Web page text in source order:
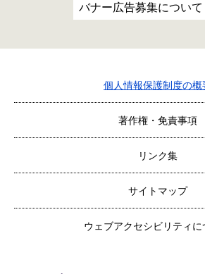
バナー広告募集について
個人情報保護制度の概
著作権・免責事項
リンク集
サイトマップ
ウェブアクセシビリティに